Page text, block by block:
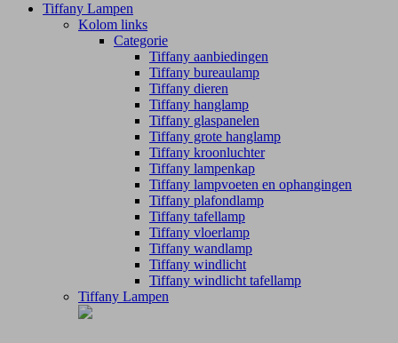
Tiffany Lampen
Kolom links
Categorie
Tiffany aanbiedingen
Tiffany bureaulamp
Tiffany dieren
Tiffany hanglamp
Tiffany glaspanelen
Tiffany grote hanglamp
Tiffany kroonluchter
Tiffany lampenkap
Tiffany lampvoeten en ophangingen
Tiffany plafondlamp
Tiffany tafellamp
Tiffany vloerlamp
Tiffany wandlamp
Tiffany windlicht
Tiffany windlicht tafellamp
Tiffany Lampen